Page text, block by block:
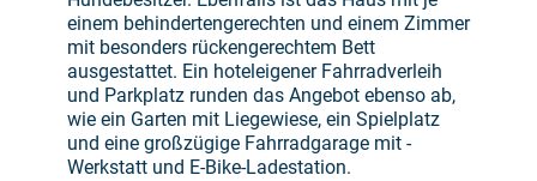
einem behindertengerechten und einem Zimmer
mit besonders rückengerechtem Bett
ausgestattet. Ein hoteleigener Fahrradverleih
und Parkplatz runden das Angebot ebenso ab,
wie ein Garten mit Liegewiese, ein Spielplatz
und eine großzügige Fahrradgarage mit -
Werkstatt und E-Bike-Ladestation.